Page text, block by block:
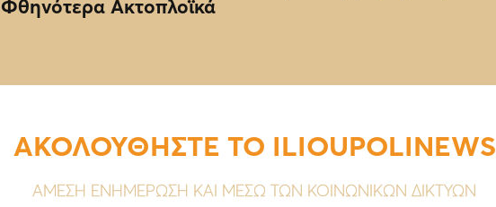
Φθηνότερα Ακτοπλοϊκά
ΑΚΟΛΟΥΘΗΣΤΕ ΤΟ ILIOUPOLINEWS
ΑΜΕΣΗ ΕΝΗΜΕΡΩΣΗ ΚΑΙ ΜΕΣΩ ΤΩΝ ΚΟΙΝΩΝΙΚΩΝ ΔΙΚΤΥΩΝ